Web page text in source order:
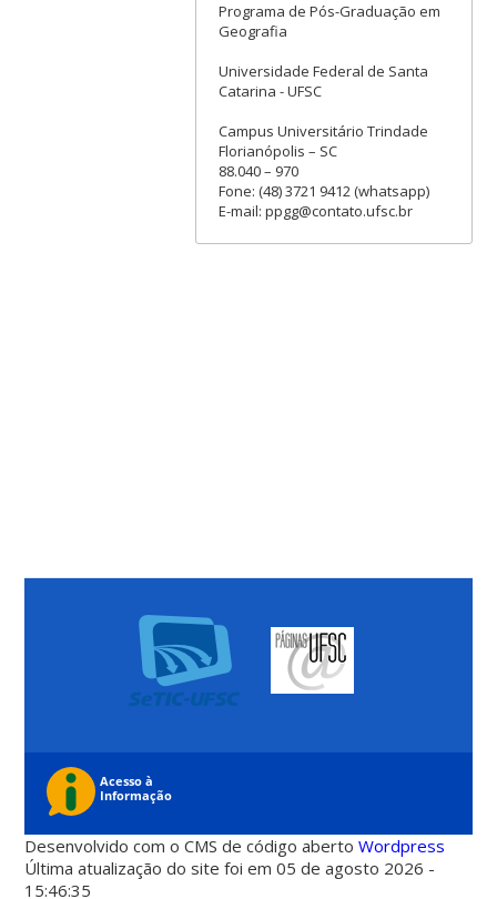
Programa de Pós-Graduação em
Geografia
Universidade Federal de Santa
Catarina - UFSC
Campus Universitário Trindade
Florianópolis – SC
88.040 – 970
Fone: (48) 3721 9412 (whatsapp)
E-mail: ppgg@contato.ufsc.br
Desenvolvido com o CMS de código abertoWordpress
Última atualização do site foi em 05 de agosto 2026 -
15:46:35